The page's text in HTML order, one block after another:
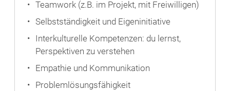
Teamwork (z.B. im Projekt, mit Freiwilligen)
Selbstständigkeit und Eigeninitiative
Interkulturelle Kompetenzen: du lernst,
Perspektiven zu verstehen
Empathie und Kommunikation
Problemlösungsfähigkeit